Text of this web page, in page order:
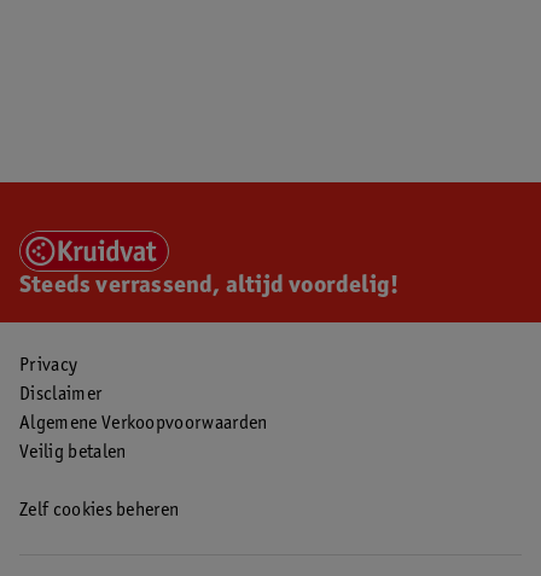
Steeds verrassend, altijd voordelig!
Privacy
Disclaimer
Algemene Verkoopvoorwaarden
Veilig betalen
Zelf cookies beheren